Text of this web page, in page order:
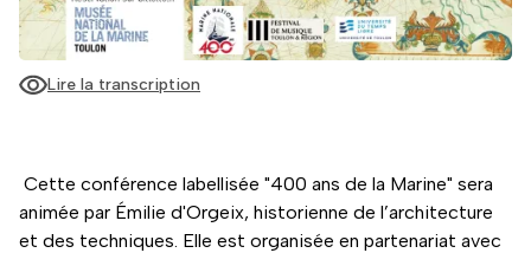
Lire la transcription
Cette conférence labellisée "400 ans de la Marine" sera
animée par Émilie d'Orgeix, historienne de l’architecture
et des techniques. Elle est organisée en partenariat avec